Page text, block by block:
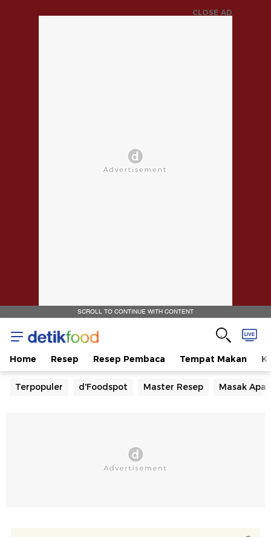
CLOSE AD
SCROLL TO CONTINUE WITH CONTENT
Home Resep Resep Pembaca Tempat Makan
Terpopuler d'Foodspot Master Resep Masak Apa